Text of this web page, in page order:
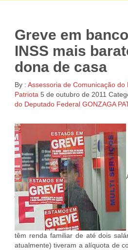
Greve em
INSS mais
dona de casa
By : Assessoria de Comunicação do
Patriota 5 de outubro de 2011
do Deputado Federal GONZAGA
têm renda familiar de até dois
atualmente) tiveram a alíquota de